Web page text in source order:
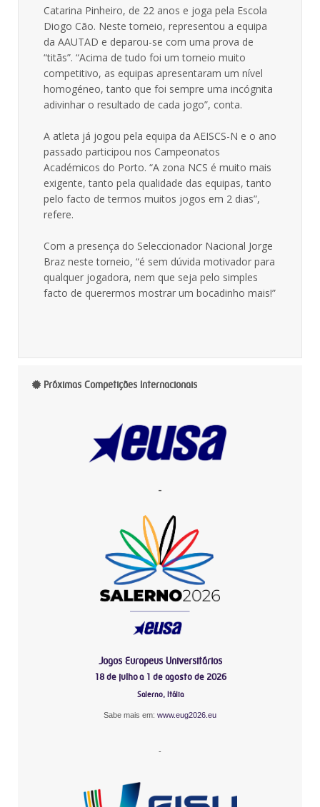
Catarina Pinheiro, de 22 anos e joga pela Escola
Diogo Cão. Neste torneio, representou a equipa
da AAUTAD e deparou-se com uma prova de
“titãs”. “Acima de tudo foi um torneio muito
competitivo, as equipas apresentaram um nível
homogéneo, tanto que foi sempre uma incógnita
adivinhar o resultado de cada jogo”, conta.
A atleta já jogou pela equipa da AEISCS-N e o ano
passado participou nos Campeonatos
Académicos do Porto. “A zona NCS é muito mais
exigente, tanto pela qualidade das equipas, tanto
pelo facto de termos muitos jogos em 2 dias”,
refere.
Com a presença do Seleccionador Nacional Jorge
Braz neste torneio, “é sem dúvida motivador para
qualquer jogadora, nem que seja pelo simples
facto de querermos mostrar um bocadinho mais!”
Próximas Competições Internacionais
-
Jogos Europeus Universitários
18 de julho a 1 de agosto de 2026
Salerno, Itália
Sabe mais em: www.eug2026.eu
-